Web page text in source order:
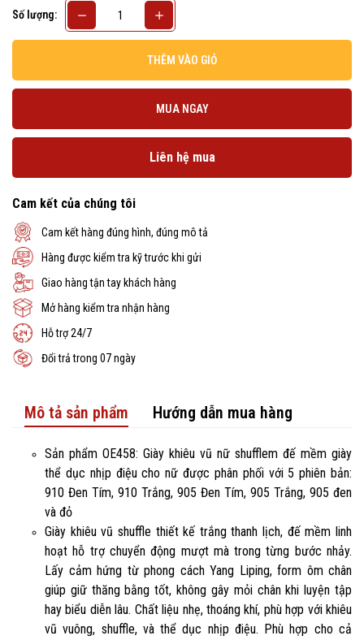
Số lượng:
THÊM VÀO GIỎ
MUA NGAY
Liên hệ mua
Cam kết của chúng tôi
Cam kết hàng đúng hình, đúng mô tả
Hàng được kiểm tra kỹ trước khi gửi
Giao hàng tận tay khách hàng
Mở hàng kiểm tra nhận hàng
Hỗ trợ 24/7
Đổi trả trong 07 ngày
Mô tả sản phẩm Hướng dẫn mua hàng
Sản phẩm OE458: Giày khiêu vũ nữ shufflem đế mềm giày
thể dục nhịp điệu cho nữ được phân phối với 5 phiên bản:
910 Đen Tím, 910 Trắng, 905 Đen Tím, 905 Trắng, 905 đen
và đỏ
Giày khiêu vũ shuffle thiết kế trắng thanh lịch, đế mềm linh
hoạt hỗ trợ chuyển động mượt mà trong từng bước nhảy.
Lấy cảm hứng từ phong cách Yang Liping, form ôm chân
giúp giữ thăng bằng tốt, không gây mỏi chân khi luyện tập
hay biểu diễn lâu. Chất liệu nhẹ, thoáng khí, phù hợp với khiêu
vũ vuông, shuffle, và thể dục nhịp điệu. Phù hợp cho cả